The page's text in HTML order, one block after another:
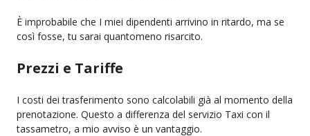
È improbabile che I miei dipendenti arrivino in ritardo, ma se
così fosse, tu sarai quantomeno risarcito.
Prezzi e Tariffe
I costi dei trasferimento sono calcolabili già al momento della
prenotazione. Questo a differenza del servizio Taxi con il
tassametro, a mio avviso è un vantaggio.